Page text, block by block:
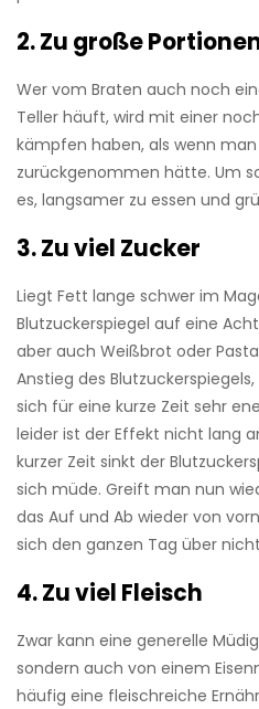
2. Zu große
Wer vom Braten auch noch
Teller häuft, wird mit einer
kämpfen haben, als wenn
zurückgenommen hätte. Um
es, langsamer zu essen und
3. Zu viel Zucker
Liegt Fett lange schwer im
Blutzuckerspiegel auf eine
aber auch Weißbrot oder
Anstieg des
sich für eine kurze Zeit sehr
leider ist der Effekt nicht lang
kurzer Zeit sinkt der
sich müde. Greift man nun
das Auf und Ab wieder von
sich den ganzen Tag über
4. Zu viel Fleisch
Zwar kann eine generelle
sondern auch von einem
häufig eine fleischreiche